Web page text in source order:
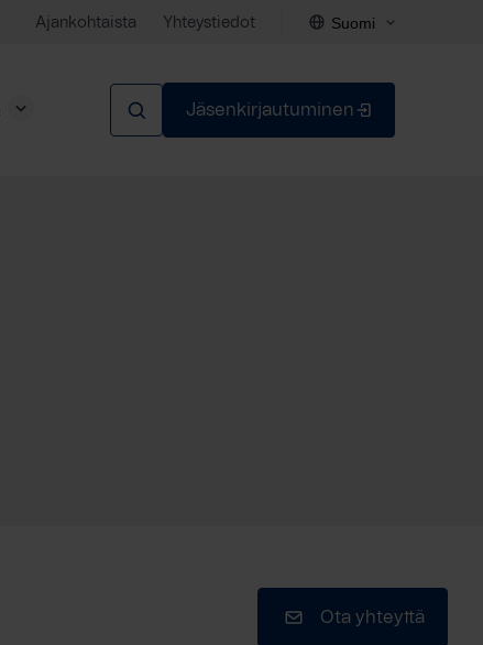
Ajankohtaista Yhteystiedot Suomi
Jäsenkirjautuminen
Ota yhteyttä